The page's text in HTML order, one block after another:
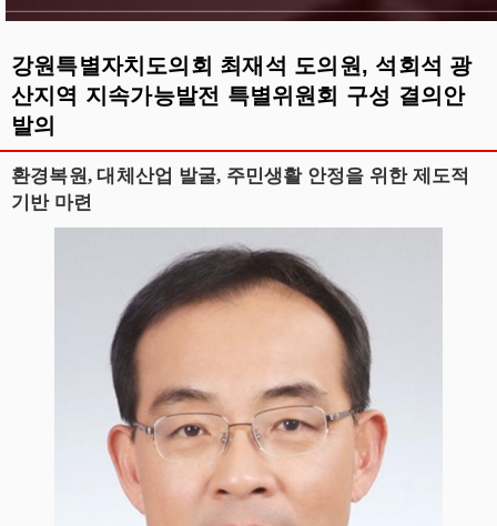
강원특별자치도의회 최재석 도의원, 석회석 광
산지역 지속가능발전 특별위원회 구성 결의안
발의
환경복원, 대체산업 발굴, 주민생활 안정을 위한 제도적
기반 마련